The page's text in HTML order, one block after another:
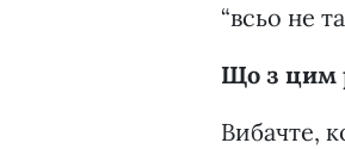
“всьо не
Що з цим
Вибачте,